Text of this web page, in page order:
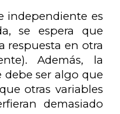
independiente es
se espera que
respuesta en otra
Además, la
ser algo que
otras variables
demasiado